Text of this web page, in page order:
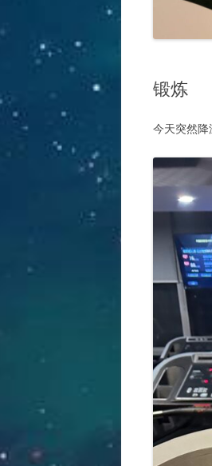
锻炼
今天突然降